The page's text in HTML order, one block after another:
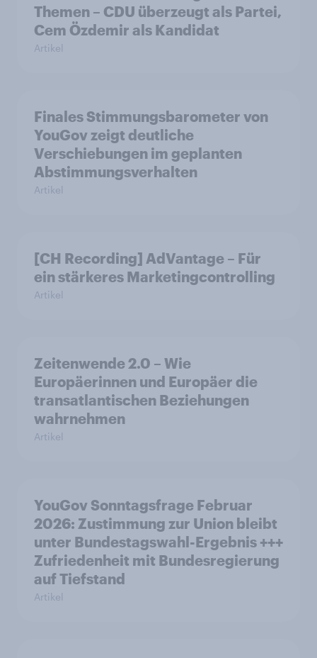
Themen – CDU überzeugt als Partei,
Cem Özdemir als Kandidat
Artikel
Finales Stimmungsbarometer von
YouGov zeigt deutliche
Verschiebungen im geplanten
Abstimmungsverhalten
Artikel
[CH Recording] AdVantage – Für
ein stärkeres Marketingcontrolling
Artikel
Zeitenwende 2.0 – Wie
Europäerinnen und Europäer die
transatlantischen Beziehungen
wahrnehmen
Artikel
YouGov Sonntagsfrage Februar
2026: Zustimmung zur Union bleibt
unter Bundestagswahl-Ergebnis +++
Zufriedenheit mit Bundesregierung
auf Tiefstand
Artikel